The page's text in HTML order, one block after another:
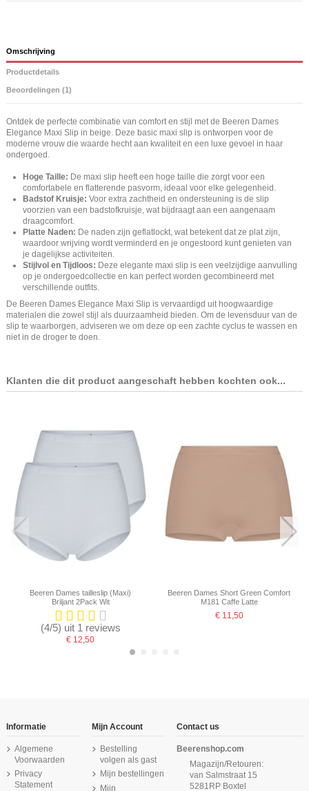
Omschrijving
Productdetails
Beoordelingen (1)
Ontdek de perfecte combinatie van comfort en stijl met de Beeren Dames
Elegance Maxi Slip in beige. Deze basic maxi slip is ontworpen voor de
moderne vrouw die waarde hecht aan kwaliteit en een luxe gevoel in haar
ondergoed.
Hoge Taille: De maxi slip heeft een hoge taille die zorgt voor een
comfortabele en flatterende pasvorm, ideaal voor elke gelegenheid.
Badstof Kruisje: Voor extra zachtheid en ondersteuning is de slip
voorzien van een badstofkruisje, wat bijdraagt aan een aangenaam
draagcomfort.
Platte Naden: De naden zijn geflatlockt, wat betekent dat ze plat zijn,
waardoor wrijving wordt verminderd en je ongestoord kunt genieten van
je dagelijkse activiteiten.
Stijlvol en Tijdloos: Deze elegante maxi slip is een veelzijdige aanvulling
op je ondergoedcollectie en kan perfect worden gecombineerd met
verschillende outfits.
De Beeren Dames Elegance Maxi Slip is vervaardigd uit hoogwaardige
materialen die zowel stijl als duurzaamheid bieden. Om de levensduur van de
slip te waarborgen, adviseren we om deze op een zachte cyclus te wassen en
niet in de droger te doen.
Klanten die dit product aangeschaft hebben kochten ook...
Beeren Dames tailleslip (Maxi)
Briljant 2Pack Wit
(4/5) uit 1 reviews
€ 12,50
Beeren Dames Short Green Comfort
M181 Caffe Latte
€ 11,50
Informatie
Algemene
Voorwaarden
Privacy
Statement
Mijn Account
Bestelling
volgen als gast
Mijn bestellingen
Mijn
Contact us
Beerenshop.com
Magazijn/Retouren:
van Salmstraat 15
5281RP Boxtel